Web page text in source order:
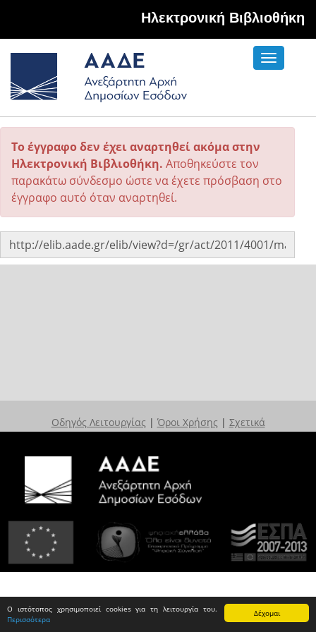
Δέχομαι
Ο ιστότοπος χρησιμοποιεί cookies για τη λειτουργία του.
Περισσότερα
Hλεκτρονική Βιβλιοθήκη
Toggle
Το έγγραφο δεν έχει αναρτηθεί ακόμα στην
Ηλεκτρονική Βιβλιοθήκη. Αποθηκεύστε τον
παρακάτω σύνδεσμο ώστε να έχετε πρόσβαση στο
έγγραφο αυτό όταν αναρτηθεί.
Οδηγός Λειτουργίας | Όροι Χρήσης | Σχετικά